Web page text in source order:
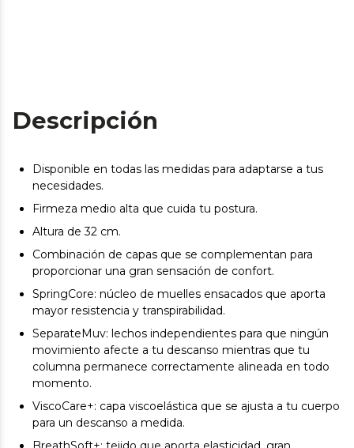
Descripción
Disponible en todas las medidas para adaptarse a tus
necesidades.
Firmeza medio alta que cuida tu postura.
Altura de 32 cm.
Combinación de capas que se complementan para
proporcionar una gran sensación de confort.
SpringCore: núcleo de muelles ensacados que aporta
mayor resistencia y transpirabilidad.
SeparateMuv: lechos independientes para que ningún
movimiento afecte a tu descanso mientras que tu
columna permanece correctamente alineada en todo
momento.
ViscoCare+: capa viscoelástica que se ajusta a tu cuerpo
para un descanso a medida.